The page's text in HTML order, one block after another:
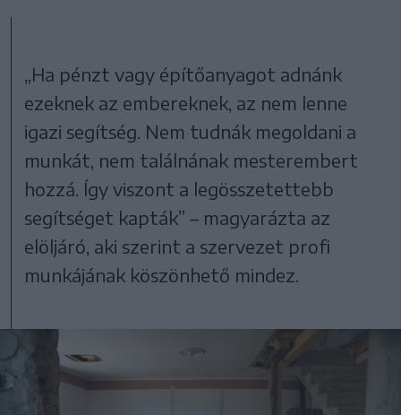
„Ha pénzt vagy építőanyagot adnánk
ezeknek az embereknek, az nem lenne
igazi segítség. Nem tudnák megoldani a
munkát, nem találnának mesterembert
hozzá. Így viszont a legösszetettebb
segítséget kapták” – magyarázta az
elöljáró, aki szerint a szervezet profi
munkájának köszönhető mindez.